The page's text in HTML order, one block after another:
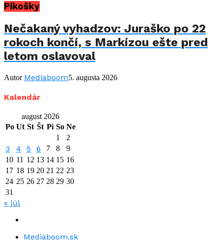
Pikošky
Nečakaný vyhadzov: Juraško po 22
rokoch končí, s Markízou ešte pred
letom oslavoval
Autor Mediaboom5. augusta 2026
Kalendár
august 2026
Po Ut St Št Pi So Ne
1
2
3 4 5 6 7 8
9
10 11 12 13 14 15 16
17 18 19 20 21 22 23
24 25 26 27 28 29 30
31
« júl
Mediaboom.sk